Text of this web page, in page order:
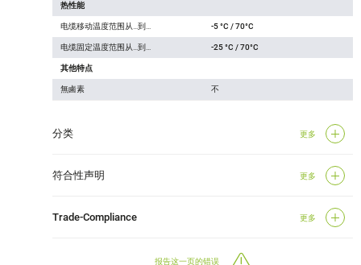
热性能
电缆移动温度范围从…到… -5 °C / 70°C
电缆固定温度范围从…到… -25 °C / 70°C
其他特点
無鹵素 不
分类 更多
符合性声明 更多
Trade-Compliance 更多
报告这一页的错误